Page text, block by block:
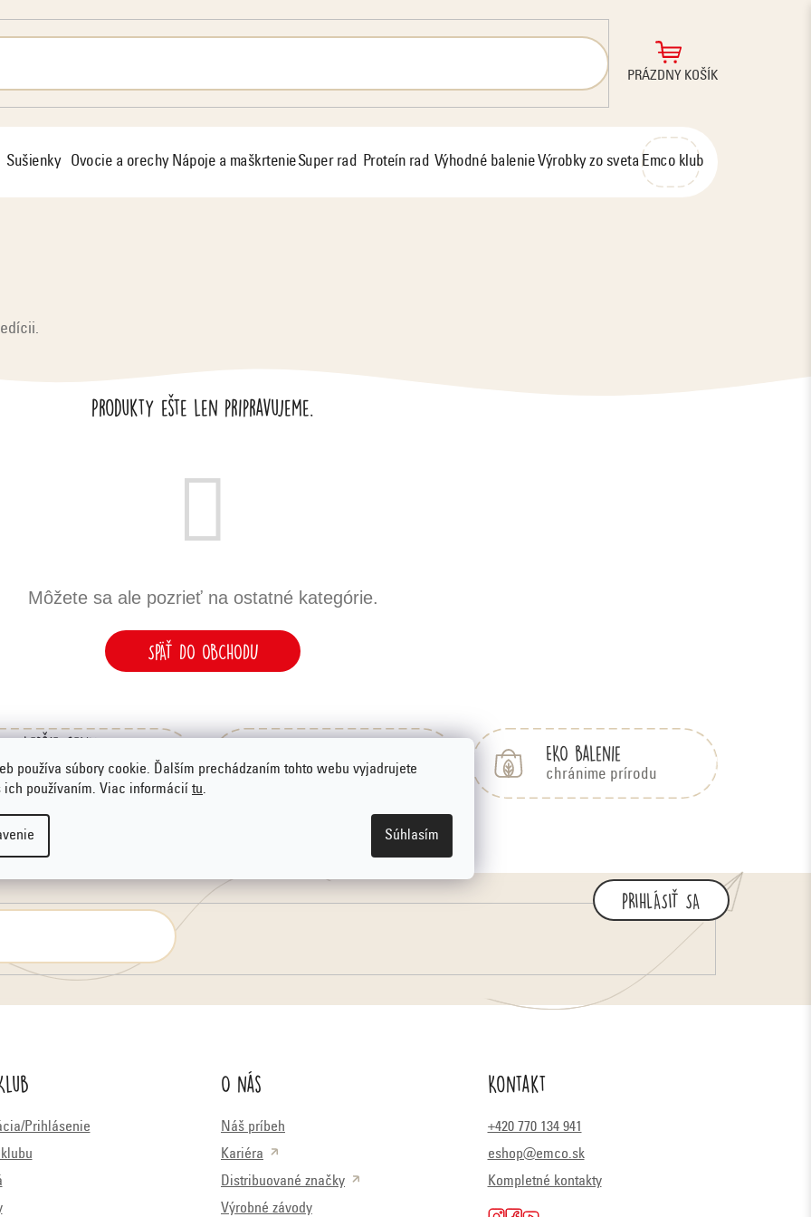
používa súbory cookie. Ďalším prechádzaním tohto webu vyjadrujete
ich používaním. Viac informácií tu.
Súhlasím
NÁKUPNÝ
PRÁZDNY KOŠÍK
Sušienky Ovocie a orechy Nápoje a maškrtenieSuper rad Proteín rad Výhodné balenie Výrobky zo svetaEmco klub
Produkty ešte len pripravujeme.
Môžete sa ale pozrieť na ostatné kategórie.
SPÄŤ DO OBCHODU
Lepšie ceny
ako ste zvyknutí v
obchodoch
za body Emco Klubu
EKO balenie
chránime prírodu
PRIHLÁSIŤ SA
Prihlásenie
O nás
Náš príbeh
Kariéra
Distribuované značky
Výrobné závody
Kontakt
+420 770 134 941
eshop@emco.sk
Kompletné kontakty